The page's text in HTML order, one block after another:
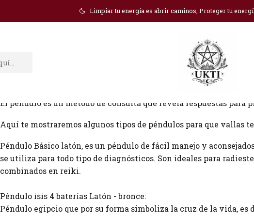
Limpiar tu energía es abrir caminos, Proteger tu
Inicio Blog Péndulos
El péndulo es un método de consulta que revela respuestas para
Aquí te mostraremos algunos tipos de péndulos para que vallas
Péndulo Básico latón, es un péndulo de fácil manejo y
se utiliza para todo tipo de diagnósticos. Son ideales para
combinados en reiki.
Péndulo isis 4 baterías Latón - bronce:
Péndulo egipcio que por su forma simboliza la cruz de la vida,